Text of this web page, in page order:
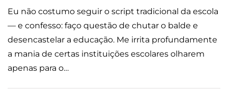
Eu não costumo seguir o script tradicional da escola
— e confesso: faço questão de chutar o balde e
desencastelar a educação. Me irrita profundamente
a mania de certas instituições escolares olharem
apenas para o…